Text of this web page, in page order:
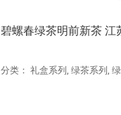
碧螺春绿茶明前新茶
分类： 礼盒系列 , 绿茶系列 ,